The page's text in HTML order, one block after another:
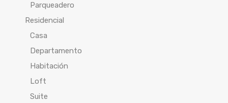
Parqueadero
Residencial
Casa
Departamento
Habitación
Loft
Suite